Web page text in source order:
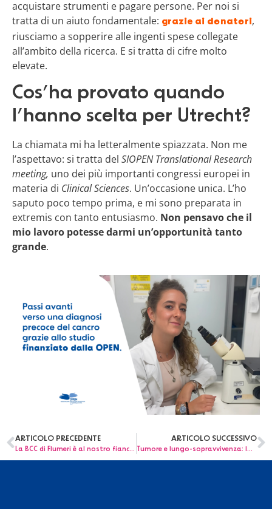
acquistare strumenti e pagare persone. Per noi si
tratta di un aiuto fondamentale: grazie ai donatori,
riusciamo a sopperire alle ingenti spese collegate
all’ambito della ricerca. E si tratta di cifre molto
elevate.
Cos’ha provato quando
l’hanno scelta per Utrecht?
La chiamata mi ha letteralmente spiazzata. Non me
l’aspettavo: si tratta del SIOPEN Translational Research
meeting, uno dei più importanti congressi europei in
materia di Clinical Sciences. Un’occasione unica. L’ho
saputo poco tempo prima, e mi sono preparata in
extremis con tanto entusiasmo. Non pensavo che il
mio lavoro potesse darmi un’opportunità tanto
grande.
ARTICOLO PRECEDENTE
La BCC di Flumeri è al nostro fianco nella lotta ai tumori pediatrici
ARTICOLO SUCCESSIVO
Tumore e lungo-sopravvivenza: la battaglia silenziosa di chi cerca il suo posto nel futuro